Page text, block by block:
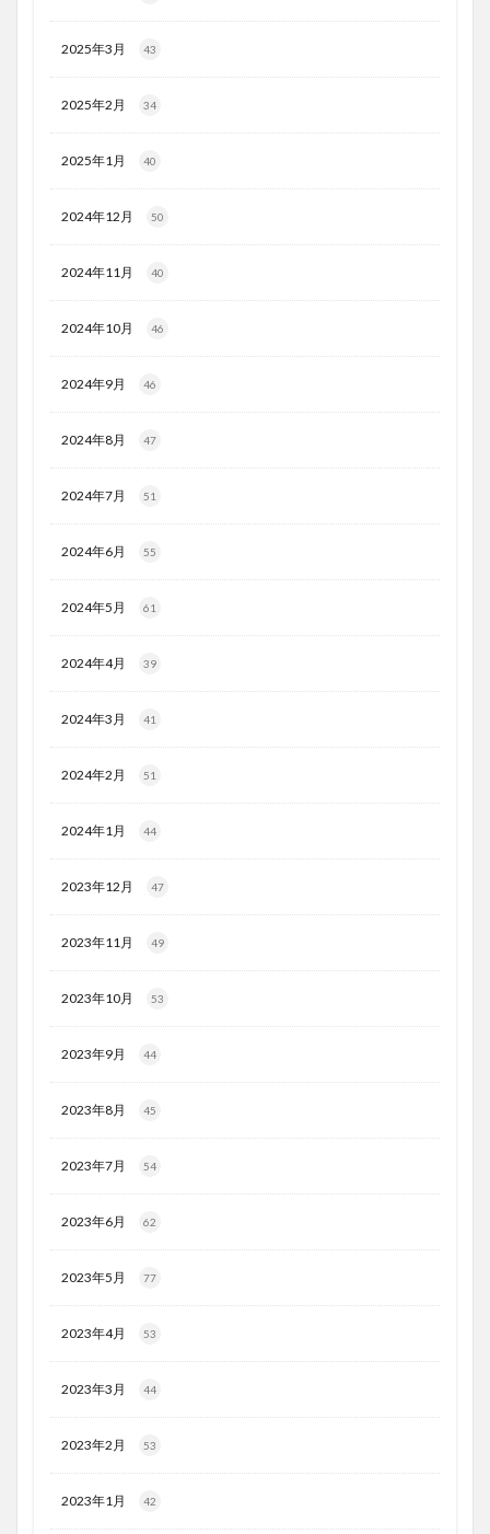
2025年3月 43
2025年2月 34
2025年1月 40
2024年12月 50
2024年11月 40
2024年10月 46
2024年9月 46
2024年8月 47
2024年7月 51
2024年6月 55
2024年5月 61
2024年4月 39
2024年3月 41
2024年2月 51
2024年1月 44
2023年12月 47
2023年11月 49
2023年10月 53
2023年9月 44
2023年8月 45
2023年7月 54
2023年6月 62
2023年5月 77
2023年4月 53
2023年3月 44
2023年2月 53
2023年1月 42